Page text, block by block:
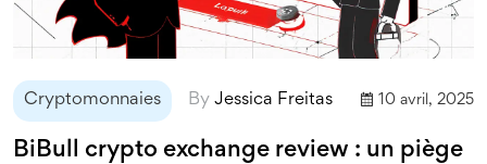
Cryptomonnaies By Jessica Freitas 10 avril, 2025
BiBull crypto exchange review : un piège